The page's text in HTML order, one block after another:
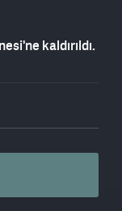
kaldırıldı.